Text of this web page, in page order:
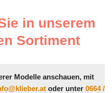
in unserem
Sortiment
Modelle anschauen, mit
oder unter 0664 /